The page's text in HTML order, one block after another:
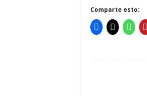
Comparte esto: